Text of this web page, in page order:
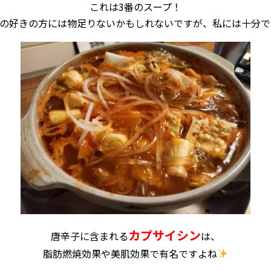
これは3番のスープ！
好きの方には物足りないかもしれないですが、私には十分
唐辛子に含まれるカプサイシンは、
脂肪燃焼効果や美肌効果で有名ですよね